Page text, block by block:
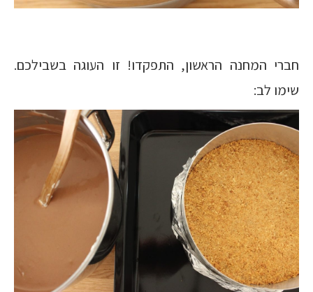
חברי המחנה הראשון, התפקדו! זו העוגה בשבילכם.
שימו לב: